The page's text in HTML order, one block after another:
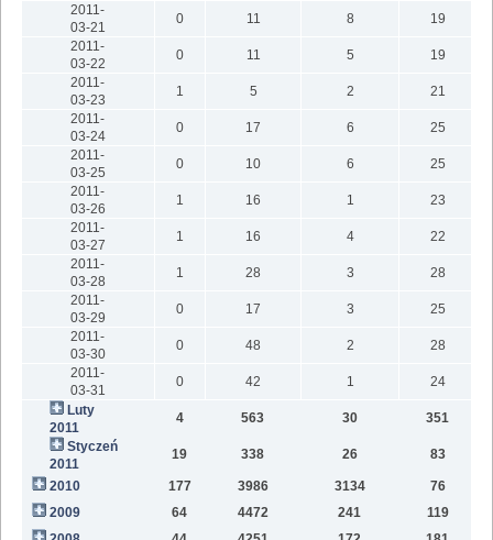
2011-
03-21
0 11 8
19
2011-
03-22
0 11 5
19
2011-
03-23
1 5 2
21
2011-
03-24
0 17 6
25
2011-
03-25
0 10 6
25
2011-
03-26
1 16 1
23
2011-
03-27
1 16 4
22
2011-
03-28
1 28 3
28
2011-
03-29
0 17 3
25
2011-
03-30
0 48 2
28
2011-
03-31
0 42 1
24
Luty
2011
4 563 30
351
Styczeń
2011
19 338 26 83
2010 177 3986 3134
76
2009
64 4472 241
119